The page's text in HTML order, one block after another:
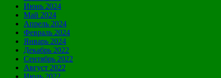
Июнь 2024
Май 2024
Апрель 2024
Февраль 2024
Январь 2024
Декабрь 2022
Сентябрь 2022
Август 2022
Июль 2022